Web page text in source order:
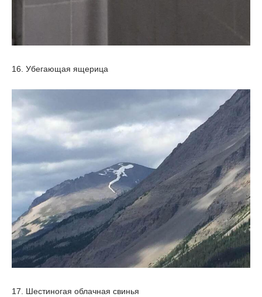
16. Убегающая ящерица
17. Шестиногая облачная свинья